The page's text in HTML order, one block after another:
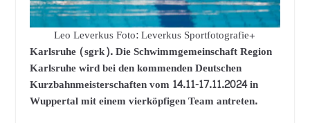
Leo Leverkus Foto: Leverkus Sportfotografie+
Karlsruhe (sgrk). Die Schwimmgemeinschaft Region
Karlsruhe wird bei den kommenden Deutschen
Kurzbahnmeisterschaften vom 14.11-17.11.2024 in
Wuppertal mit einem vierköpfigen Team antreten.